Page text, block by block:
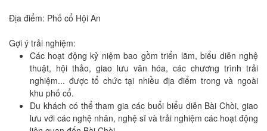
Địa điểm: Phố cổ Hội An
Gợi ý trải nghiệm:
Các hoạt động kỷ niệm bao gồm triển lãm, biểu diễn nghệ
thuật, hội thảo, giao lưu văn hóa, các chương trình trải
nghiệm... được tổ chức tại nhiều địa điểm trong và ngoài
khu phố cổ.
Du khách có thể tham gia các buổi biểu diễn Bài Chòi, giao
lưu với các nghệ nhân, nghệ sĩ và trải nghiệm các hoạt động